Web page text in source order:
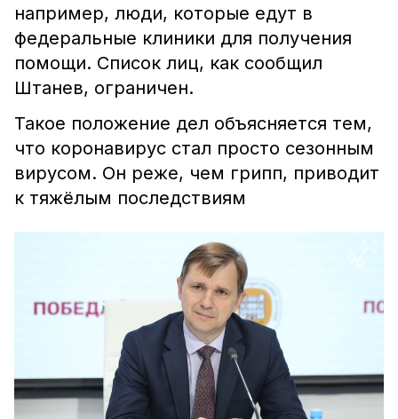
например, люди, которые едут в
федеральные клиники для получения
помощи. Список лиц, как сообщил
Штанев, ограничен.
Такое положение дел объясняется тем,
что коронавирус стал просто сезонным
вирусом. Он реже, чем грипп, приводит
к тяжёлым последствиям